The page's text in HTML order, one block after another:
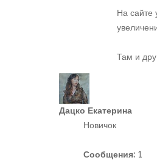
На сайте
Там и
Дацко Екатерина
Новичок
Сообщения: 1